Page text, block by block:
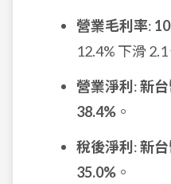
營業毛利率:
12.4% 下滑
營業淨利 :新
38.4% 。
稅後淨利 :新
35.0% 。